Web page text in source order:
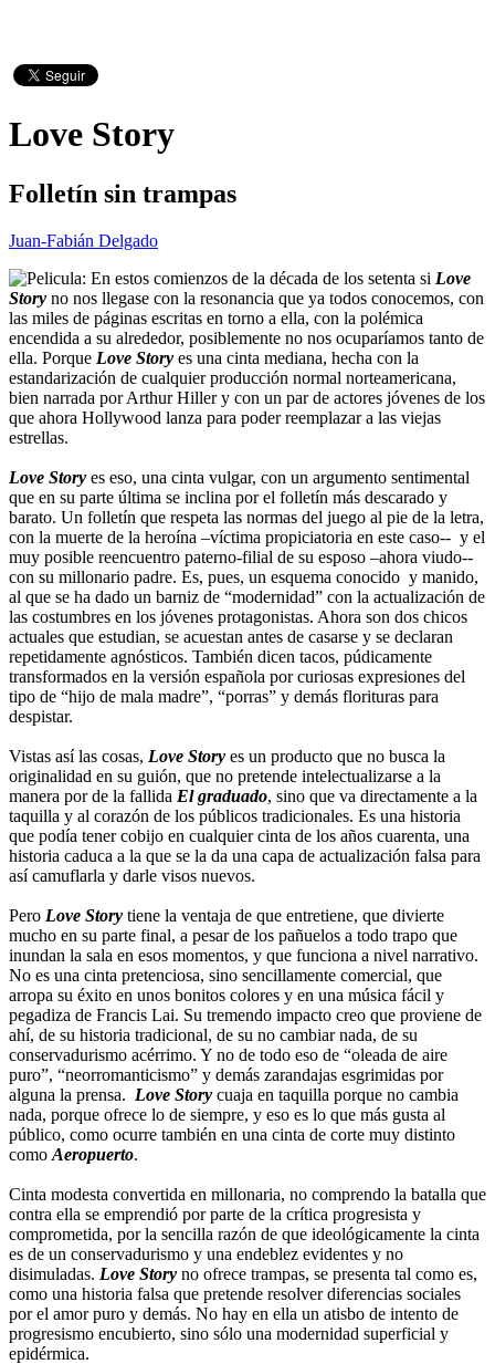
Love Story
Folletín sin trampas
Juan-Fabián Delgado
En estos comienzos de la década de los setenta si Love
Story no nos llegase con la resonancia que ya todos conocemos, con
las miles de páginas escritas en torno a ella, con la polémica
encendida a su alrededor, posiblemente no nos ocuparíamos tanto de
ella. Porque Love Story es una cinta mediana, hecha con la
estandarización de cualquier producción normal norteamericana,
bien narrada por Arthur Hiller y con un par de actores jóvenes de los
que ahora Hollywood lanza para poder reemplazar a las viejas
estrellas.
Love Story es eso, una cinta vulgar, con un argumento sentimental
que en su parte última se inclina por el folletín más descarado y
barato. Un folletín que respeta las normas del juego al pie de la letra,
con la muerte de la heroína –víctima propiciatoria en este caso-- y el
muy posible reencuentro paterno-filial de su esposo –ahora viudo--
con su millonario padre. Es, pues, un esquema conocido y manido,
al que se ha dado un barniz de “modernidad” con la actualización de
las costumbres en los jóvenes protagonistas. Ahora son dos chicos
actuales que estudian, se acuestan antes de casarse y se declaran
repetidamente agnósticos. También dicen tacos, púdicamente
transformados en la versión española por curiosas expresiones del
tipo de “hijo de mala madre”, “porras” y demás florituras para
despistar.
Vistas así las cosas, Love Story es un producto que no busca la
originalidad en su guión, que no pretende intelectualizarse a la
manera por de la fallida El graduado, sino que va directamente a la
taquilla y al corazón de los públicos tradicionales. Es una historia
que podía tener cobijo en cualquier cinta de los años cuarenta, una
historia caduca a la que se la da una capa de actualización falsa para
así camuflarla y darle visos nuevos.
Pero Love Story tiene la ventaja de que entretiene, que divierte
mucho en su parte final, a pesar de los pañuelos a todo trapo que
inundan la sala en esos momentos, y que funciona a nivel narrativo.
No es una cinta pretenciosa, sino sencillamente comercial, que
arropa su éxito en unos bonitos colores y en una música fácil y
pegadiza de Francis Lai. Su tremendo impacto creo que proviene de
ahí, de su historia tradicional, de su no cambiar nada, de su
conservadurismo acérrimo. Y no de todo eso de “oleada de aire
puro”, “neorromanticismo” y demás zarandajas esgrimidas por
alguna la prensa. Love Story cuaja en taquilla porque no cambia
nada, porque ofrece lo de siempre, y eso es lo que más gusta al
público, como ocurre también en una cinta de corte muy distinto
como Aeropuerto.
Cinta modesta convertida en millonaria, no comprendo la batalla que
contra ella se emprendió por parte de la crítica progresista y
comprometida, por la sencilla razón de que ideológicamente la cinta
es de un conservadurismo y una endeblez evidentes y no
disimuladas. Love Story no ofrece trampas, se presenta tal como es,
como una historia falsa que pretende resolver diferencias sociales
por el amor puro y demás. No hay en ella un atisbo de intento de
progresismo encubierto, sino sólo una modernidad superficial y
epidérmica.